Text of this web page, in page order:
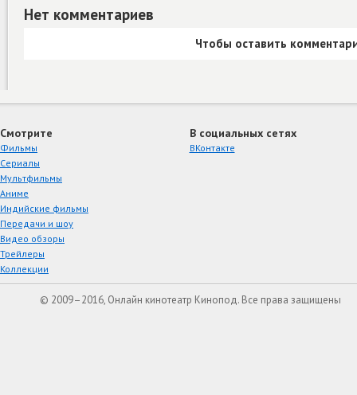
Нет комментариев
Чтобы оставить
Смотрите
Фильмы
Сериалы
Мультфильмы
Аниме
Индийские фильмы
Передачи и шоу
Видео обзоры
Трейлеры
Коллекции
В социальных сетях
ВКонтакте
© 2009–2016, Онлайн кинотеатр Кинопод. Все права защищены